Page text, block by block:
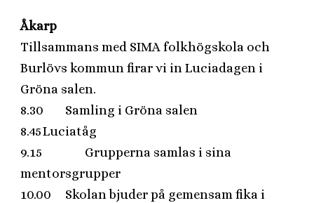
Åkarp
Tillsammans med SIMA folkhögskola och
Burlövs kommun firar vi in Luciadagen i
Gröna salen.
8.30
Samling i Gröna salen
8.45Luciatåg
9.15
Grupperna samlas i sina
mentorsgrupper
10.00
Skolan bjuder på gemensam fika i